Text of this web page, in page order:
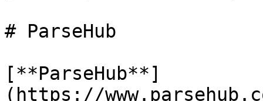
# ParseHub
[**ParseHub**]
(https://